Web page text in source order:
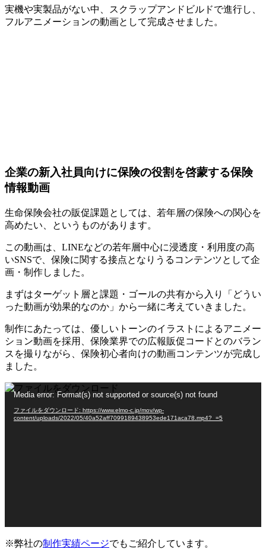
実機や実製品がない中、スクラップアンドビルドで進行し、
フルアニメーションの動画として完成させました。
企業の新入社員向けに保険の役割を啓蒙する保険
情報動画
生命保険会社の販促課題としては、若年層の保険への関心を
高めたい、というものがあります。
この動画は、LINEなどの若年層中心に浸透度・利用度の高
いSNSで、保険に関する接点となりうるコンテンツとして企
画・制作しました。
まずはターゲット層と課題・ゴールの共有から入り「どうい
った動画が効果的なのか」から一緒に考えていきました。
制作にあたっては、優しいトーンのイラストによるアニメー
ション動画を採用、保険業界での広報販促コードとのバラン
スを撮りながら、保険初心者向けの動画コンテンツが完成し
ました。
動
Media error: Format(s) not supported or source(s) not found
ファイルをダウンロード: https://www.elmo-c.jp/mov/wp-
content/uploads/2022/05/40a52aff7099189438953ede171aca78.mp4?_=5
※弊社の制作実績ページでもご紹介しています。